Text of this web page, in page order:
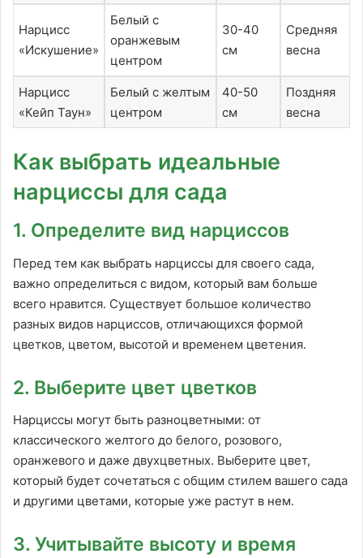
Нарцисс
«Искушение»
Белый с
оранжевым
центром
30-40
см
Средняя
весна
Нарцисс
«Кейп Таун»
Белый с желтым
центром
40-50
см
Поздняя
весна
Как выбрать идеальные
нарциссы для сада
1. Определите вид нарциссов
Перед тем как выбрать нарциссы для своего сада,
важно определиться с видом, который вам больше
всего нравится. Существует большое количество
разных видов нарциссов, отличающихся формой
цветков, цветом, высотой и временем цветения.
2. Выберите цвет цветков
Нарциссы могут быть разноцветными: от
классического желтого до белого, розового,
оранжевого и даже двухцветных. Выберите цвет,
который будет сочетаться с общим стилем вашего сада
и другими цветами, которые уже растут в нем.
3. Учитывайте высоту и время